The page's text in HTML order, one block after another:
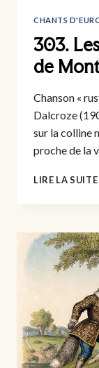
CHANTS
303.
de
Chanson «
Dalcroze
sur la colline
proche de la
LIRE LA SUITE